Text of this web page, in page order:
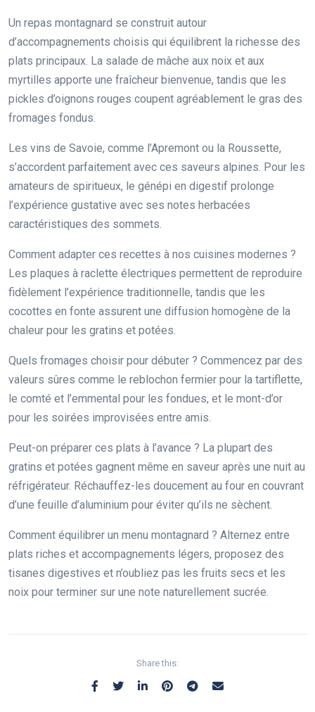
Un repas montagnard se construit autour
d’accompagnements choisis qui équilibrent la richesse des
plats principaux. La salade de mâche aux noix et aux
myrtilles apporte une fraîcheur bienvenue, tandis que les
pickles d’oignons rouges coupent agréablement le gras des
fromages fondus.
Les vins de Savoie, comme l’Apremont ou la Roussette,
s’accordent parfaitement avec ces saveurs alpines. Pour les
amateurs de spiritueux, le génépi en digestif prolonge
l’expérience gustative avec ses notes herbacées
caractéristiques des sommets.
Comment adapter ces recettes à nos cuisines modernes ?
Les plaques à raclette électriques permettent de reproduire
fidèlement l’expérience traditionnelle, tandis que les
cocottes en fonte assurent une diffusion homogène de la
chaleur pour les gratins et potées.
Quels fromages choisir pour débuter ? Commencez par des
valeurs sûres comme le reblochon fermier pour la tartiflette,
le comté et l’emmental pour les fondues, et le mont-d’or
pour les soirées improvisées entre amis.
Peut-on préparer ces plats à l’avance ? La plupart des
gratins et potées gagnent même en saveur après une nuit au
réfrigérateur. Réchauffez-les doucement au four en couvrant
d’une feuille d’aluminium pour éviter qu’ils ne sèchent.
Comment équilibrer un menu montagnard ? Alternez entre
plats riches et accompagnements légers, proposez des
tisanes digestives et n’oubliez pas les fruits secs et les
noix pour terminer sur une note naturellement sucrée.
Share this: